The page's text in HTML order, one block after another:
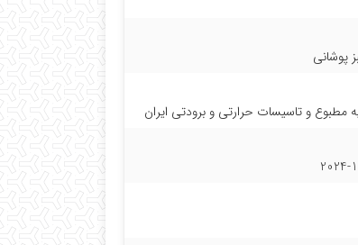
پوشانی
مطبوع و تاسیسات حرارتی و برودتی ایران